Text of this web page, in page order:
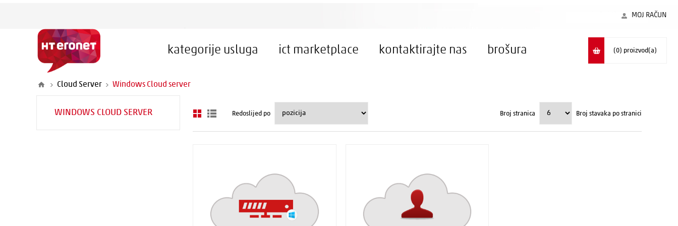
MOJ RAČUN
kategorije usluga ict marketplace kontaktirajte nas brošura (0) proizvod(a)
Cloud Server Windows Cloud server
Redoslijed po Broj stranica Broj stavaka po stranici
WINDOWS CLOUD SERVER